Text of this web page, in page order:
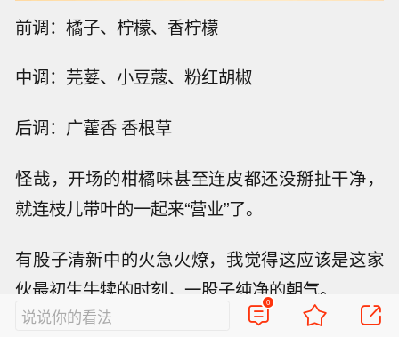
前调：橘子、柠檬、香柠檬
中调：芫荽、小豆蔻、粉红胡椒
后调：广藿香 香根草
怪哉，开场的柑橘味甚至连皮都还没掰扯干净，
就连枝儿带叶的一起来“营业”了。
有股子清新中的火急火燎，我觉得这应该是这家
伙最初生牛犊的时刻，一股子纯净的朝气。
说说你的看法
0